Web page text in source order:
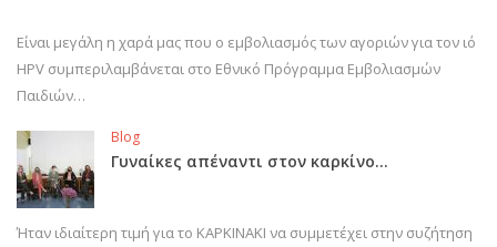
Είναι μεγάλη η χαρά μας που ο εμβολιασμός των αγοριών για τον ιό
HPV συμπεριλαμβάνεται στο Εθνικό Πρόγραμμα Εμβολιασμών
Παιδιών…
Blog
Γυναίκες απέναντι στον καρκίνο…
Ήταν ιδιαίτερη τιμή για το ΚΑΡΚΙΝΑΚΙ να συμμετέχει στην συζήτηση